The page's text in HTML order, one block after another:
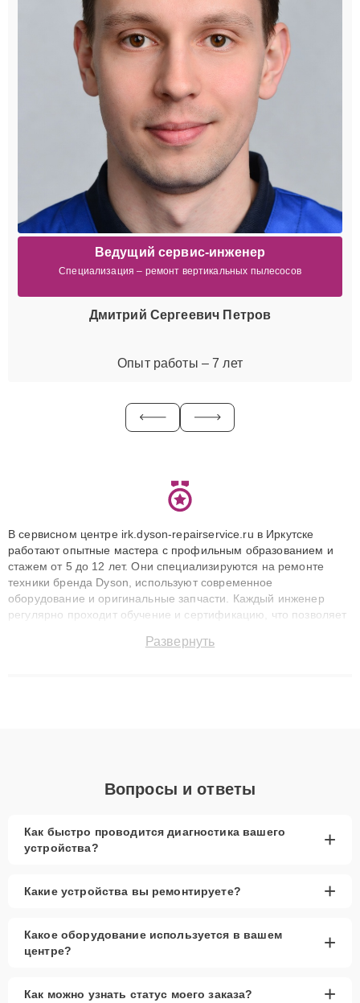
Ведущий сервис-инженер
Специализация – ремонт вертикальных пылесосов
Дмитрий Сергеевич Петров
Опыт работы – 7 лет
В сервисном центре irk.dyson-repairservice.ru в Иркутске
работают опытные мастера с профильным образованием и
стажем от 5 до 12 лет. Они специализируются на ремонте
техники бренда Dyson, используют современное
оборудование и оригинальные запчасти. Каждый инженер
регулярно проходит обучение и сертификацию, что позволяет
технику с сохранением гарантии до 3 лет. Наши мастера
Развернуть
Вопросы и ответы
Как быстро проводится диагностика вашего
устройства?
+
Какие устройства вы ремонтируете? +
Какое оборудование используется в вашем
центре?
+
Как можно узнать статус моего заказа? +